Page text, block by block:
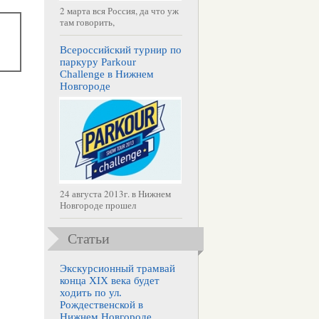
2 марта вся Россия, да что уж
там говорить,
Всероссийский турнир по
паркуру Parkour
Challenge в Нижнем
Новгороде
24 августа 2013г. в Нижнем
Новгороде прошел
Статьи
Экскурсионный трамвай
конца XIX века будет
ходить по ул.
Рождественской в